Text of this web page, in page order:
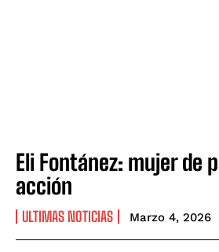
Eli Fontánez: mujer de
acción
ULTIMAS NOTICIAS Marzo 4, 2026